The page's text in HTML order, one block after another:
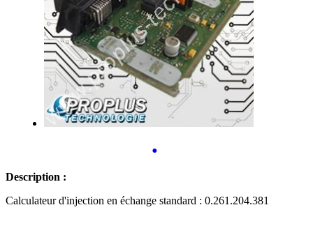
•
Description :
Calculateur d'injection en échange standard : 0.261.204.381